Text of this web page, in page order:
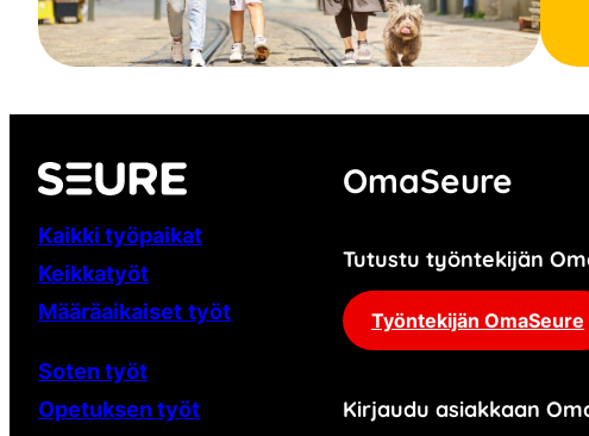
Kaikki työpaikat
Keikkatyöt
Määräaikaiset työt
Soten työt
Opetuksen työt
OmaSeure
Tutustu työntekijän
Työntekijän OmaSeure
Kirjaudu asiakkaan